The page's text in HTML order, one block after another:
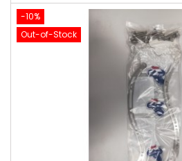
-10%
Out-of-Stock